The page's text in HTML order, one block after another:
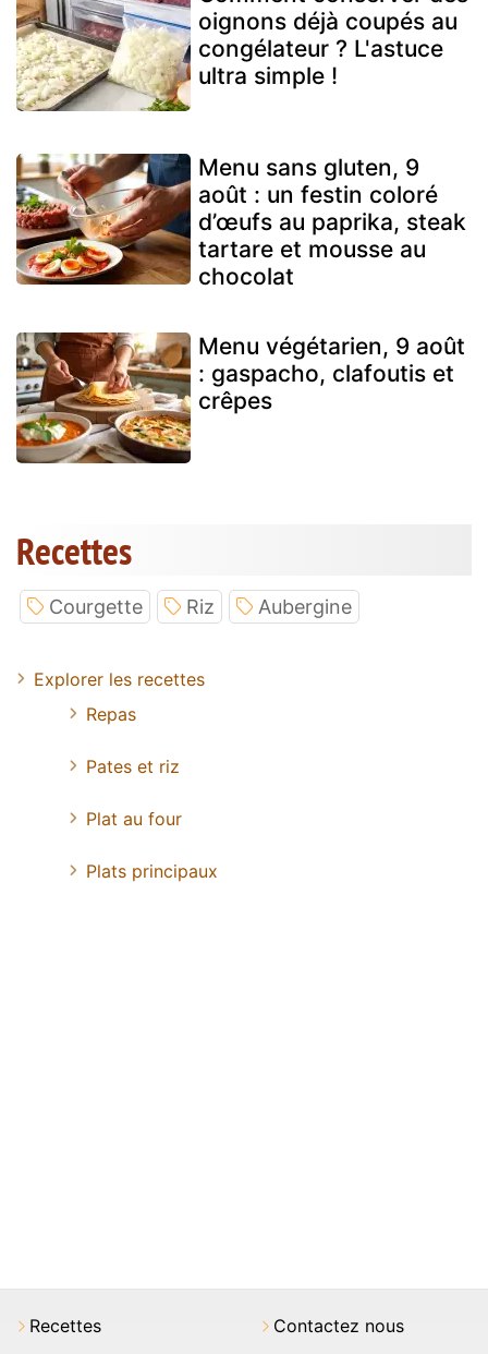
oignons déjà coupés au
congélateur ? L'astuce
ultra simple !
Menu sans gluten, 9
août : un festin coloré
d’œufs au paprika, steak
tartare et mousse au
chocolat
Menu végétarien, 9 août
: gaspacho, clafoutis et
crêpes
Recettes
Courgette Riz Aubergine
Explorer les recettes
Repas
Pates et riz
Plat au four
Plats principaux
Recettes
Contactez nous